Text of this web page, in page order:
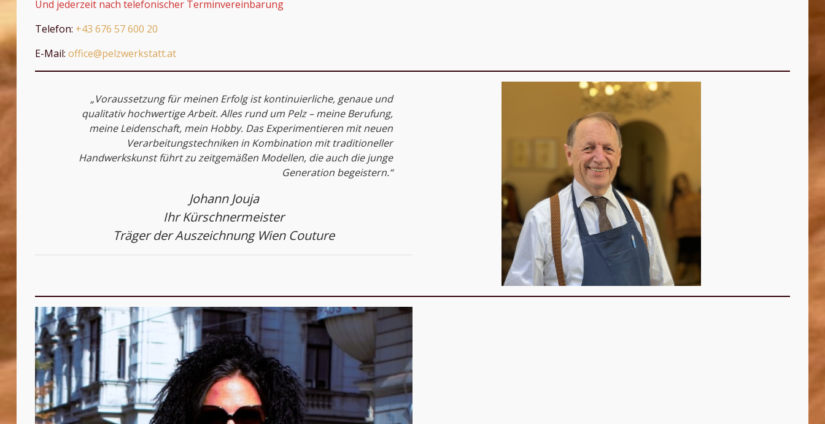
Und jederzeit nach telefonischer Terminvereinbarung
Telefon: +43 676 57 600 20
E-Mail: office@pelzwerkstatt.at
„Voraussetzung für meinen Erfolg ist kontinuierliche, genaue und
qualitativ hochwertige Arbeit. Alles rund um Pelz – meine Berufung,
meine Leidenschaft, mein Hobby. Das Experimentieren mit neuen
Verarbeitungstechniken in Kombination mit traditioneller
Handwerkskunst führt zu zeitgemäßen Modellen, die auch die junge
Generation begeistern.“
Johann Jouja
Ihr Kürschnermeister
Träger der Auszeichnung Wien Couture